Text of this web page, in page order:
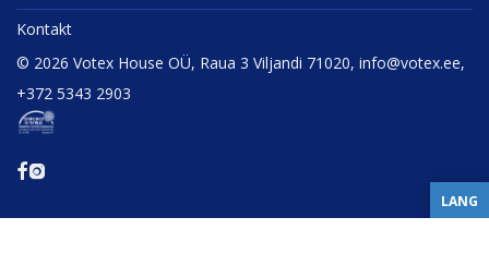
Kontakt
© 2026 Votex House OÜ, Raua 3 Viljandi 71020, info@votex.ee,
+372 5343 2903
LANG